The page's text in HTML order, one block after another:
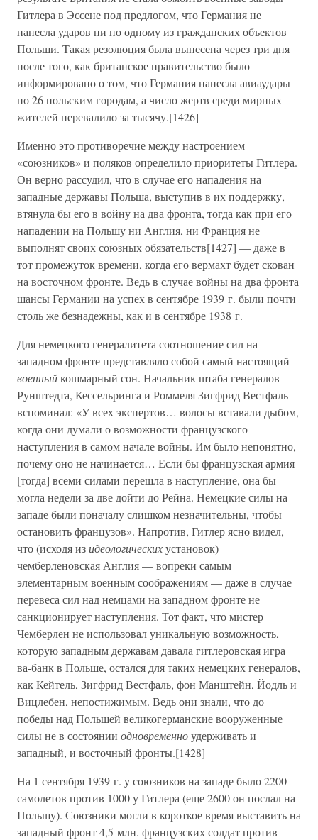
Гитлера в Эссене под предлогом, что Германия не
нанесла ударов ни по одному из гражданских объектов
Польши. Такая резолюция была вынесена через три дня
после того, как британское правительство было
информировано о том, что Германия нанесла авиаудары
по 26 польским городам, а число жертв среди мирных
жителей перевалило за тысячу.[1426]
Именно это противоречие между настроением
«союзников» и поляков определило приоритеты Гитлера.
Он верно рассудил, что в случае его нападения на
западные державы Польша, выступив в их поддержку,
втянула бы его в войну на два фронта, тогда как при его
нападении на Польшу ни Англия, ни Франция не
выполнят своих союзных обязательств[1427] — даже в
тот промежуток времени, когда его вермахт будет скован
на восточном фронте. Ведь в случае войны на два фронта
шансы Германии на успех в сентябре 1939 г. были почти
столь же безнадежны, как и в сентябре 1938 г.
Для немецкого генералитета соотношение сил на
западном фронте представляло собой самый настоящий
военныйкошмарный сон. Начальник штаба генералов
Рунштедта, Кессельринга и Роммеля Зигфрид Вестфаль
вспоминал: «У всех экспертов… волосы вставали дыбом,
когда они думали о возможности французского
наступления в самом начале войны. Им было непонятно,
почему оно не начинается… Если бы французская армия
[тогда] всеми силами перешла в наступление, она бы
могла недели за две дойти до Рейна. Немецкие силы на
западе были поначалу слишком незначительны, чтобы
остановить французов». Напротив, Гитлер ясно видел,
что (исходя изидеологическихустановок)
чемберленовская Англия — вопреки самым
элементарным военным соображениям — даже в случае
перевеса сил над немцами на западном фронте не
санкционирует наступления. Тот факт, что мистер
Чемберлен не использовал уникальную возможность,
которую западным державам давала гитлеровская игра
ва-банк в Польше, остался для таких немецких генералов,
как Кейтель, Зигфрид Вестфаль, фон Манштейн, Йодль и
Вицлебен, непостижимым. Ведь они знали, что до
победы над Польшей великогерманские вооруженные
силы не в состоянии одновременноудерживать и
западный, и восточный фронты.[1428]
На 1 сентября 1939 г. у союзников на западе было 2200
самолетов против 1000 у Гитлера (еще 2600 он послал на
Польшу). Союзники могли в короткое время выставить на
западный фронт 4,5 млн. французских солдат против